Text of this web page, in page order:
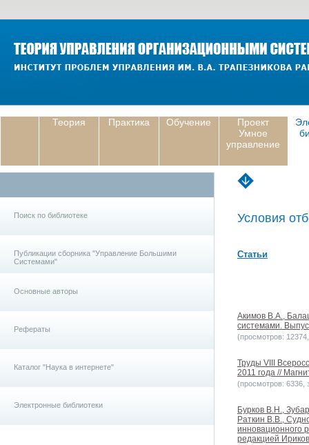
Теория Практика Обучение
Проект
Умное
управление
Поиск по библиотеке
Публикации сборника "Управление Большими
Системами"
Основные авторы
Рефераты
Каталог "Наука в интернете"
Электронные библиотеки
Условия
Статьи
Акимов В.А.,
системами.
(просмотров:
Труды VIII
2011 года //
(просмотров: 6336,
Бурков В.Н.,
Раткин В.В.,
инновационного
редакцией